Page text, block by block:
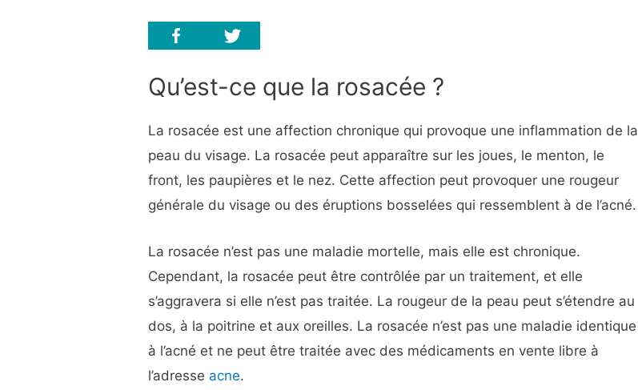
Qu’est-ce que la rosacée ?
La rosacée est une affection chronique qui provoque une inflammation de la
peau du visage. La rosacée peut apparaître sur les joues, le menton, le
front, les paupières et le nez. Cette affection peut provoquer une rougeur
générale du visage ou des éruptions bosselées qui ressemblent à de l’acné.
La rosacée n’est pas une maladie mortelle, mais elle est chronique.
Cependant, la rosacée peut être contrôlée par un traitement, et elle
s’aggravera si elle n’est pas traitée. La rougeur de la peau peut s’étendre au
dos, à la poitrine et aux oreilles. La rosacée n’est pas une maladie identique
à l’acné et ne peut être traitée avec des médicaments en vente libre à
l’adresse acne.